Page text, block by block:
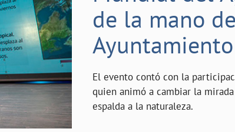
de la mano
Ayuntamiento
El evento contó con la
quien animó a cambiar la
espalda a la naturaleza.